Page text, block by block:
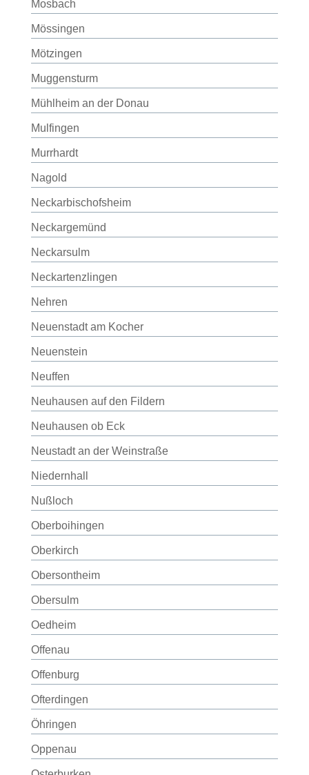
Mosbach
Mössingen
Mötzingen
Muggensturm
Mühlheim an der Donau
Mulfingen
Murrhardt
Nagold
Neckarbischofsheim
Neckargemünd
Neckarsulm
Neckartenzlingen
Nehren
Neuenstadt am Kocher
Neuenstein
Neuffen
Neuhausen auf den Fildern
Neuhausen ob Eck
Neustadt an der Weinstraße
Niedernhall
Nußloch
Oberboihingen
Oberkirch
Obersontheim
Obersulm
Oedheim
Offenau
Offenburg
Ofterdingen
Öhringen
Oppenau